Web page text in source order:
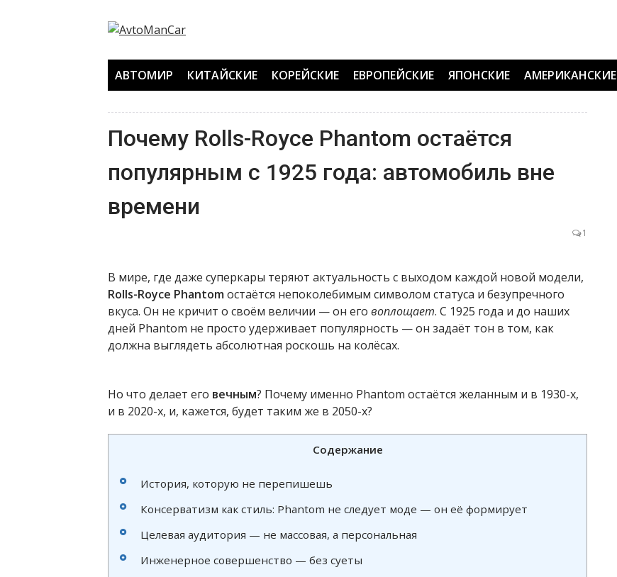
АВТОМИР КИТАЙСКИЕ КОРЕЙСКИЕ ЕВРОПЕЙСКИЕ ЯПОНСКИЕ АМЕРИКАНСКИЕ
Почему Rolls-Royce Phantom остаётся
популярным с 1925 года: автомобиль вне
времени
1
В мире, где даже суперкары теряют актуальность с выходом каждой новой модели,
Rolls-Royce Phantomостаётся непоколебимым символом статуса и безупречного
вкуса. Он не кричит о своём величии — он его воплощает. С 1925 года и до наших
дней Phantom не просто удерживает популярность — он задаёт тон в том, как
должна выглядеть абсолютная роскошь на колёсах.
Но что делает его вечным? Почему именно Phantom остаётся желанным и в 1930-х,
и в 2020-х, и, кажется, будет таким же в 2050-х?
Содержание
История, которую не перепишешь
Консерватизм как стиль: Phantom не следует моде — он её формирует
Целевая аудитория — не массовая, а персональная
Инженерное совершенство — без суеты